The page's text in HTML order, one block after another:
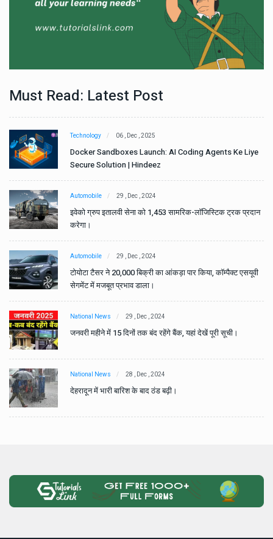
Must Read: Latest Post
Technology 06 , Dec , 2025
Docker Sandboxes Launch: AI Coding Agents Ke Liye
Secure Solution | Hindeez
Automobile 29 , Dec , 2024
इवेको ग्रुप इतालवी सेना को 1,453 सामरिक-लॉजिस्टिक ट्रक प्रदान
करेगा।
Automobile 29 , Dec , 2024
टोयोटा टैसर ने 20,000 बिक्री का आंकड़ा पार किया, कॉम्पैक्ट एसयूवी
सेगमेंट में मजबूत प्रभाव डाला।
National News 29 , Dec , 2024
जनवरी महीने में 15 दिनों तक बंद रहेंगे बैंक, यहां देखें पूरी सूची।
National News 28 , Dec , 2024
देहरादून में भारी बारिश के बाद ठंड बढ़ी।